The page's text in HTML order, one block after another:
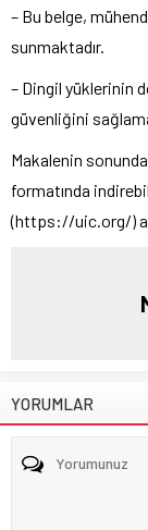
– Bu belge,
sunmaktadır.
– Dingil yüklerinin
güvenliğini
Makalenin
formatında
(https://uic.org/)
YORUMLAR